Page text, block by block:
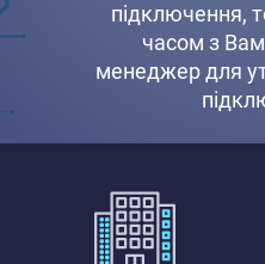
підключення,
часом з
менеджер для